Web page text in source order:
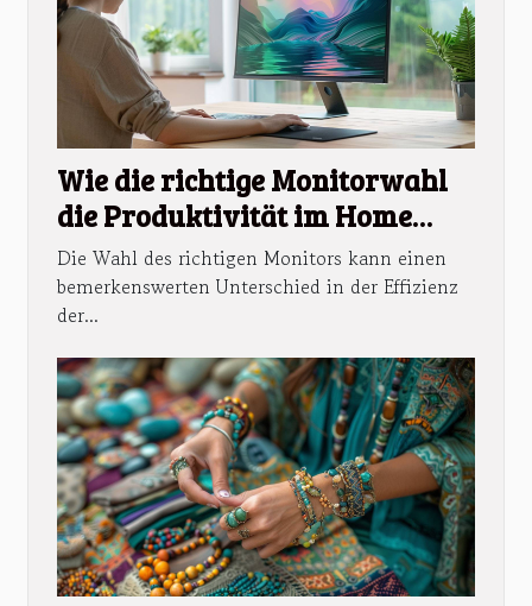
Wie die richtige Monitorwahl
die Produktivität im Home
Office steigern kann
Die Wahl des richtigen Monitors kann einen
bemerkenswerten Unterschied in der Effizienz
der...